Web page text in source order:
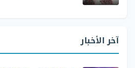
آخر الأخبار